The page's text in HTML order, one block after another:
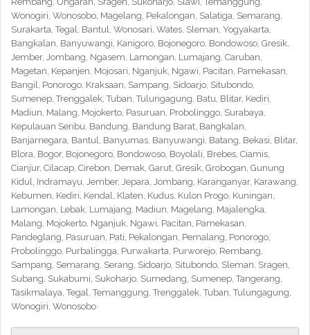
Wonogiri, Wonosobo, Magelang, Pekalongan, Salatiga, Semarang,
Surakarta, Tegal, Bantul, Wonosari, Wates, Sleman, Yogyakarta,
Bangkalan, Banyuwangi, Kanigoro, Bojonegoro, Bondowoso, Gresik,
Jember, Jombang, Ngasem, Lamongan, Lumajang, Caruban,
Magetan, Kepanjen, Mojosari, Nganjuk, Ngawi, Pacitan, Pamekasan,
Bangil, Ponorogo, Kraksaan, Sampang, Sidoarjo, Situbondo,
Sumenep, Trenggalek, Tuban, Tulungagung, Batu, Blitar, Kediri,
Madiun, Malang, Mojokerto, Pasuruan, Probolinggo, Surabaya,
Kepulauan Seribu, Bandung, Bandung Barat, Bangkalan,
Banjarnegara, Bantul, Banyumas, Banyuwangi, Batang, Bekasi, Blitar,
Blora, Bogor, Bojonegoro, Bondowoso, Boyolali, Brebes, Ciamis,
Cianjur, Cilacap, Cirebon, Demak, Garut, Gresik, Grobogan, Gunung
Kidul, Indramayu, Jember, Jepara, Jombang, Karanganyar, Karawang,
Kebumen, Kediri, Kendal, Klaten, Kudus, Kulon Progo, Kuningan,
Lamongan, Lebak, Lumajang, Madiun, Magelang, Majalengka,
Malang, Mojokerto, Nganjuk, Ngawi, Pacitan, Pamekasan,
Pandeglang, Pasuruan, Pati, Pekalongan, Pemalang, Ponorogo,
Probolinggo, Purbalingga, Purwakarta, Purworejo, Rembang,
Sampang, Semarang, Serang, Sidoarjo, Situbondo, Sleman, Sragen,
Subang, Sukabumi, Sukoharjo, Sumedang, Sumenep, Tangerang,
Tasikmalaya, Tegal, Temanggung, Trenggalek, Tuban, Tulungagung,
Wonogiri, Wonosobo